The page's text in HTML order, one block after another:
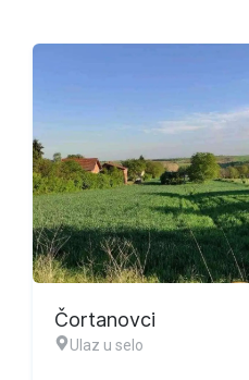
Čortanovci
Ulaz u selo